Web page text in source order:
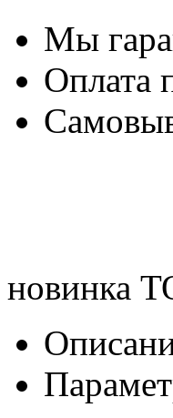
Мы
Оплата
новинка